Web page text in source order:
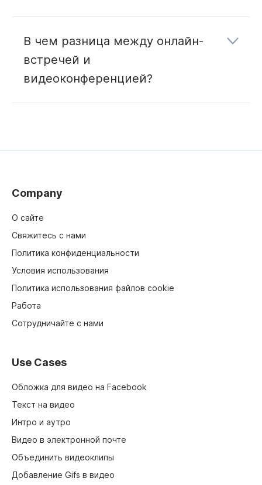
В чем разница между онлайн-
встречей и
видеоконференцией?
Company
О сайте
Свяжитесь с нами
Политика конфиденциальности
Условия использования
Политика использования файлов cookie
Работа
Сотрудничайте с нами
Use Cases
Обложка для видео на Facebook
Текст на видео
Интро и аутро
Видео в электронной почте
Объединить видеоклипы
Добавление Gifs в видео